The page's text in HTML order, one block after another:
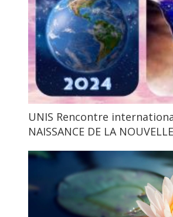
UNIS Rencontre
NAISSANCE DE LA